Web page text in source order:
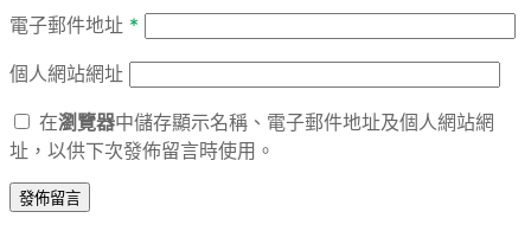
電子郵件地址 *
個人網站網址
在瀏覽器中儲存顯示名稱、電子郵件地址及個人網站網
址，以供下次發佈留言時使用。